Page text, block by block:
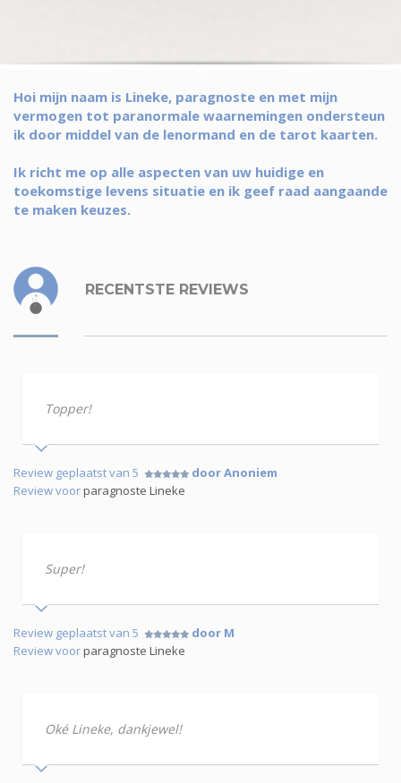
Hoi mijn naam is Lineke, paragnoste en met mijn
vermogen tot paranormale waarnemingen ondersteun
ik door middel van de lenormand en de tarot kaarten.
Ik richt me op alle aspecten van uw huidige en
toekomstige levens situatie en ik geef raad aangaande
te maken keuzes.
RECENTSTE REVIEWS
Topper!
Review geplaatst van 5
door Anoniem
Review voorparagnoste Lineke
Super!
Review geplaatst van 5
door M
Review voorparagnoste Lineke
Oké Lineke, dankjewel!